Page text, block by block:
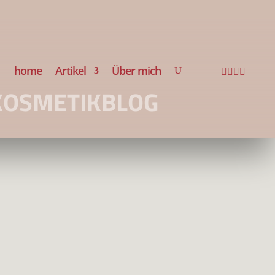
home Artikel Über mich    